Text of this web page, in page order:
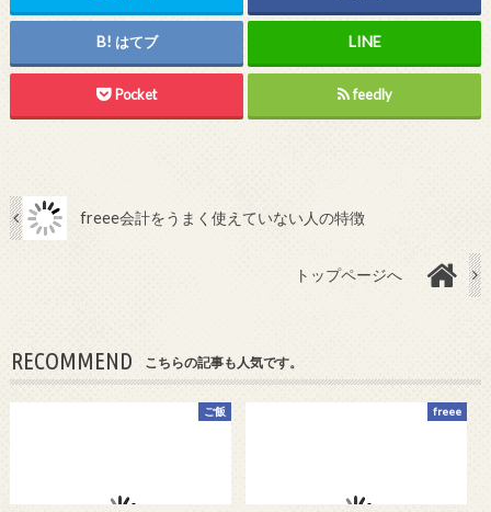
はてブ
Pocket feedly
freee会計をうまく使えていない人の特徴
トップページへ
RECOMMEND こちらの記事も人気です。
ご飯 freee